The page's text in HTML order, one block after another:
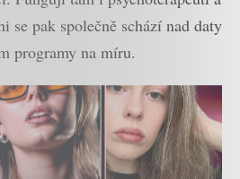
se pak společně schází nad daty
programy na míru.